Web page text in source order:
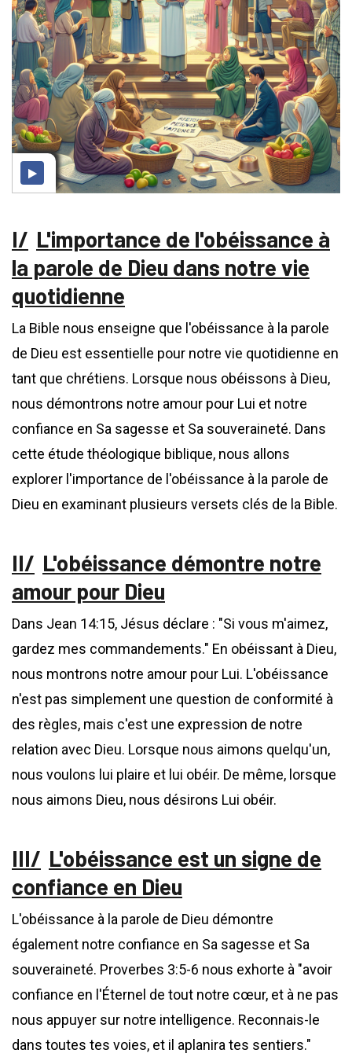
L'importance de l'obéissance à
la parole de Dieu dans notre vie
quotidienne
La Bible nous enseigne que l'obéissance à la parole
de Dieu est essentielle pour notre vie quotidienne en
tant que chrétiens. Lorsque nous obéissons à Dieu,
nous démontrons notre amour pour Lui et notre
confiance en Sa sagesse et Sa souveraineté. Dans
cette étude théologique biblique, nous allons
explorer l'importance de l'obéissance à la parole de
Dieu en examinant plusieurs versets clés de la Bible.
L'obéissance démontre notre
amour pour Dieu
Dans Jean 14:15, Jésus déclare : "Si vous m'aimez,
gardez mes commandements." En obéissant à Dieu,
nous montrons notre amour pour Lui. L'obéissance
n'est pas simplement une question de conformité à
des règles, mais c'est une expression de notre
relation avec Dieu. Lorsque nous aimons quelqu'un,
nous voulons lui plaire et lui obéir. De même, lorsque
nous aimons Dieu, nous désirons Lui obéir.
L'obéissance est un signe de
confiance en Dieu
L'obéissance à la parole de Dieu démontre
également notre confiance en Sa sagesse et Sa
souveraineté. Proverbes 3:5-6 nous exhorte à "avoir
confiance en l'Éternel de tout notre cœur, et à ne pas
nous appuyer sur notre intelligence. Reconnais-le
dans toutes tes voies, et il aplanira tes sentiers."